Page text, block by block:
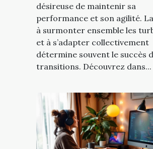
désireuse de maintenir sa
performance et son agilité.
à surmonter ensemble les
et à s’adapter collectivement
détermine souvent le succès
transitions. Découvrez dans...